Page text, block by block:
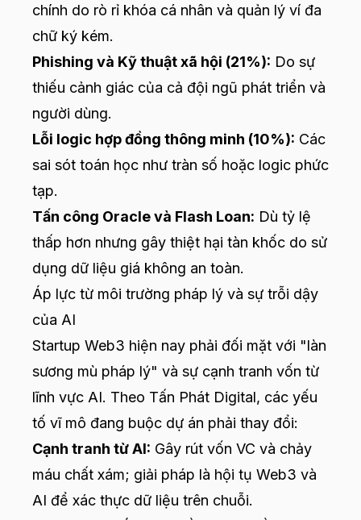
chính do rò rỉ khóa cá nhân và quản lý ví đa
chữ ký kém.
Phishing và Kỹ thuật xã hội (21%): Do sự
thiếu cảnh giác của cả đội ngũ phát triển và
người dùng.
Lỗi logic hợp đồng thông minh (10%): Các
sai sót toán học như tràn số hoặc logic phức
tạp.
Tấn công Oracle và Flash Loan: Dù tỷ lệ
thấp hơn nhưng gây thiệt hại tàn khốc do sử
dụng dữ liệu giá không an toàn.
Áp lực từ môi trường pháp lý và sự trỗi dậy
của AI
Startup Web3 hiện nay phải đối mặt với "làn
sương mù pháp lý" và sự cạnh tranh vốn từ
lĩnh vực AI. Theo Tấn Phát Digital, các yếu
tố vĩ mô đang buộc dự án phải thay đổi:
Cạnh tranh từ AI: Gây rút vốn VC và chảy
máu chất xám; giải pháp là hội tụ Web3 và
AI để xác thực dữ liệu trên chuỗi.